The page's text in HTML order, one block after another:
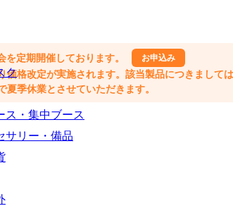
ク
ス・集中ブース
サリー・備品
定期開催しております。 お申込み
格改定が実施されます。該当製品につきまして
夏季休業とさせていただきます。